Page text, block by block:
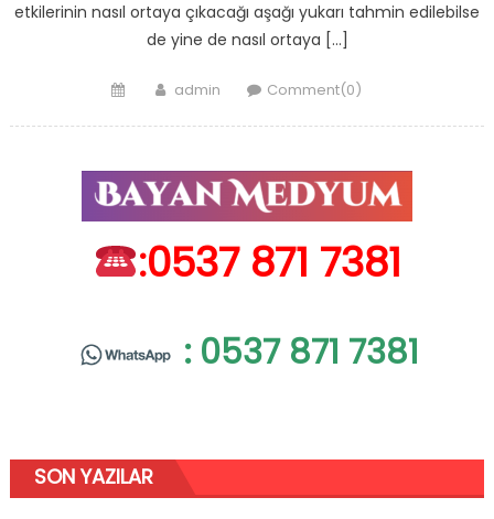
etkilerinin nasıl ortaya çıkacağı aşağı yukarı tahmin edilebilse
de yine de nasıl ortaya […]
PostedAuthor
admin Comment(0)
:0537 871 7381
: 0537 871 7381
SON YAZILAR